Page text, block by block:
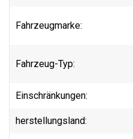
Fahrzeugmarke:
Fahrzeug-Typ:
Einschränkungen:
herstellungsland: